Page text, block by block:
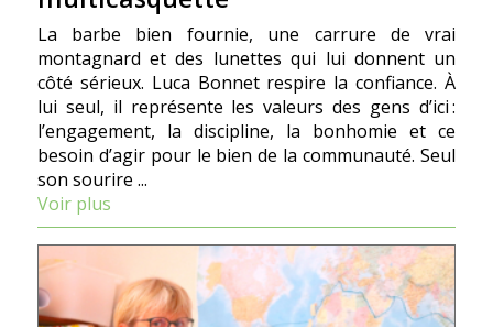
La barbe bien fournie, une carrure de vrai
montagnard et des lunettes qui lui donnent un
côté sérieux. Luca Bonnet respire la confiance. À
lui seul, il représente les valeurs des gens d’ici :
l’engagement, la discipline, la bonhomie et ce
besoin d’agir pour le bien de la communauté. Seul
son sourire ...
Voir plus